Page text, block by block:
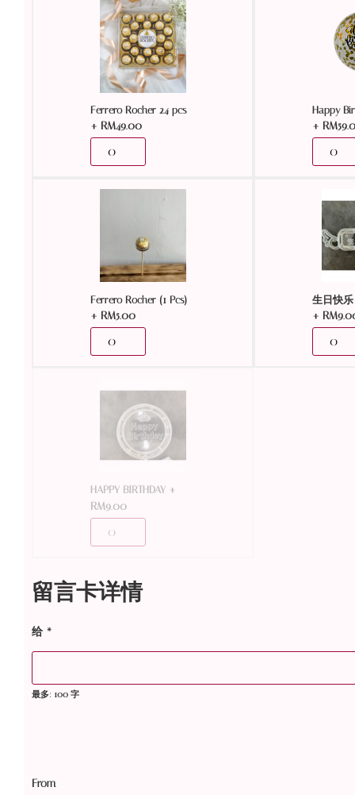
Ferrero Rocher 24 pcs
+ RM49.00
Happy
+ RM
Ferrero Rocher (1 Pcs)
+ RM5.00
生日快乐
+ RM
HAPPY BIRTHDAY+
RM9.00
留言卡详情
给 *
最多: 100 字
From